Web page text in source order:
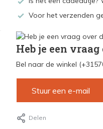
Voor het verzenden
Heb je een
Bel naar de winkel
Stuur een e-mail
Delen